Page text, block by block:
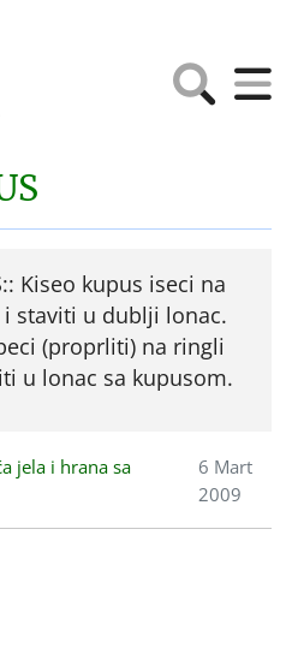
Kiseo kupus iseci na
staviti u dublji lonac.
(proprliti) na ringli
u lonac sa kupusom.
jela i hrana sa
6 Mart
2009